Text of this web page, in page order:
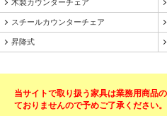
木製カウンターチェア
スチールカウンターチェア
昇降式
当サイトで取り扱う家具は業務用商品
ておりませんので予めご了承ください。